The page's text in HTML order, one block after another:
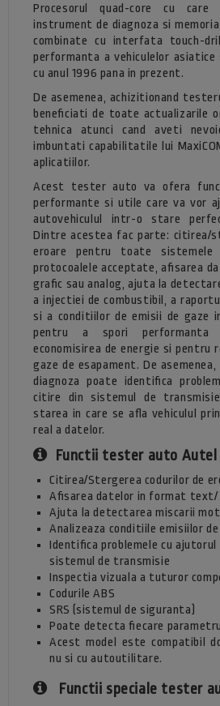
Procesorul quad-core cu
instrument de diagnoza si memoria
combinate cu interfata touch-
performanta a vehiculelor asiatice
cu anul 1996 pana in prezent.
De asemenea, achizitionand
beneficiati de toate actualizarile
tehnica atunci cand aveti
imbuntati capabilitatile lui
aplicatiilor.
Acest tester auto va ofera
performante si utile care va vor
autovehiculul intr-o stare
Dintre acestea fac parte: citirea/
eroare pentru toate sistemele
protocoalele acceptate, afisarea
grafic sau analog, ajuta la
a injectiei de combustibil, a
si a conditiilor de emisii de gaze
pentru a spori performanta
economisirea de energie si pentru
gaze de esapament. De
diagnoza poate identifica
citire din sistemul de
starea in care se afla vehiculul
real a datelor.
Functii tester auto Autel
Citirea/Stergerea codurilor de
Afisarea datelor in format text/
Ajuta la detectarea miscarii
Analizeaza conditiile emisiilor
Identifica problemele cu
sistemul de transmisie
Inspectia vizuala a tuturor
Codurile ABS
SRS (sistemul de siguranta)
Poate detecta fiecare
Acest model este compatibil
nu si cu autoutilitare.
Functii speciale tester